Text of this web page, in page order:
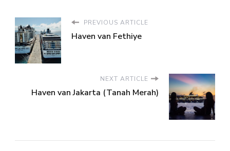
PREVIOUS ARTICLE
Haven van Fethiye
NEXT ARTICLE
Haven van Jakarta (Tanah Merah)